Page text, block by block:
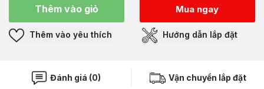
Thêm vào giỏ Mua ngay
Thêm vào yêu thích Hướng dẫn lắp đặt
Đánh giá (0) Vận chuyển lắp đặt